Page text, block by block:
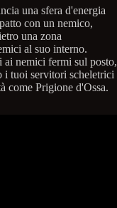
una sfera d'energia
con un nemico,
una zona
al suo interno.
nemici fermi sul posto,
i tuoi servitori scheletrici
come Prigione d'Ossa.